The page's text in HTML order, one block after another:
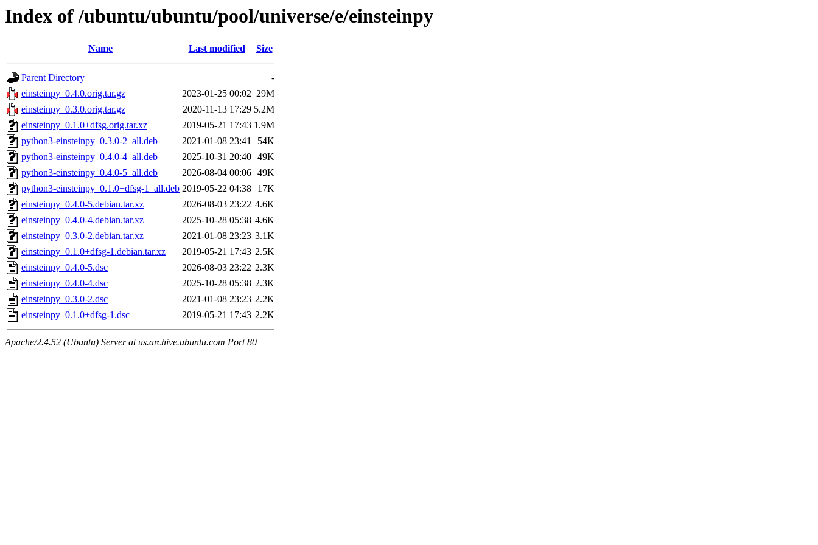
Index of /ubuntu/ubuntu/pool/universe/e/einsteinpy
Name Last modified Size
Parent Directory
-
einsteinpy_0.4.0.orig.tar.gz
2023-01-25 00:02 29M
einsteinpy_0.3.0.orig.tar.gz
2020-11-13 17:29 5.2M
einsteinpy_0.1.0+dfsg.orig.tar.xz
2019-05-21 17:43 1.9M
python3-einsteinpy_0.3.0-2_all.deb
2021-01-08 23:41
54K
python3-einsteinpy_0.4.0-4_all.deb
2025-10-31 20:40 49K
python3-einsteinpy_0.4.0-5_all.deb
2026-08-04 00:06 49K
python3-einsteinpy_0.1.0+dfsg-1_all.deb 2019-05-22 04:38
17K
einsteinpy_0.4.0-5.debian.tar.xz
2026-08-03 23:22 4.6K
einsteinpy_0.4.0-4.debian.tar.xz
2025-10-28 05:38 4.6K
einsteinpy_0.3.0-2.debian.tar.xz
2021-01-08 23:23 3.1K
einsteinpy_0.1.0+dfsg-1.debian.tar.xz
2019-05-21 17:43 2.5K
einsteinpy_0.4.0-5.dsc
2026-08-03 23:22 2.3K
einsteinpy_0.4.0-4.dsc
2025-10-28 05:38 2.3K
einsteinpy_0.3.0-2.dsc
2021-01-08 23:23 2.2K
einsteinpy_0.1.0+dfsg-1.dsc
2019-05-21 17:43 2.2K
Apache/2.4.52 (Ubuntu) Server at us.archive.ubuntu.com Port 80